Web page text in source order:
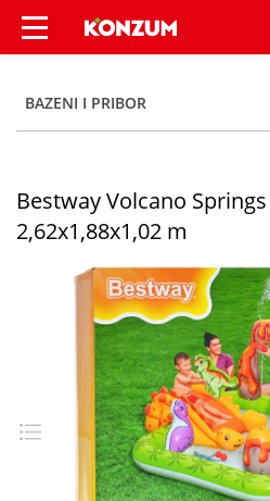
Bestway Volcano
BAZENI I PRIBOR
Bestway Volcano
2,62x1,88x1,02 m